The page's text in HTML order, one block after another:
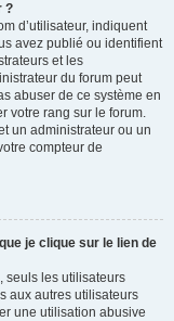
?
d’utilisateur, indiquent
avez publié ou identifient
et les
du forum peut
abuser de ce système en
votre rang sur le forum.
un administrateur ou un
compteur de
je clique sur le lien de
seuls les utilisateurs
aux autres utilisateurs
une utilisation abusive